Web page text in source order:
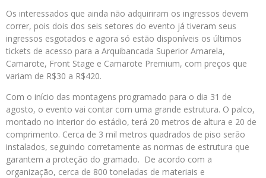
Os interessados que ainda não adquiriram os ingressos devem
correr, pois dois dos seis setores do evento já tiveram seus
ingressos esgotados e agora só estão disponíveis os últimos
tickets de acesso para a Arquibancada Superior Amarela,
Camarote, Front Stage e Camarote Premium, com preços que
variam de R$30 a R$420.
Com o início das montagens programado para o dia 31 de
agosto, o evento vai contar com uma grande estrutura. O palco,
montado no interior do estádio, terá 20 metros de altura e 20 de
comprimento. Cerca de 3 mil metros quadrados de piso serão
instalados, seguindo corretamente as normas de estrutura que
garantem a proteção do gramado. De acordo com a
organização, cerca de 800 toneladas de materiais e